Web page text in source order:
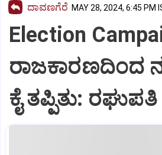
ದಾವಣಗೆರೆ MAY 28, 2024, 6:45 PM
Election
ರಾಜಕಾರಣದಿಂದ
ಕೈ ತಪ್ಪಿತು: